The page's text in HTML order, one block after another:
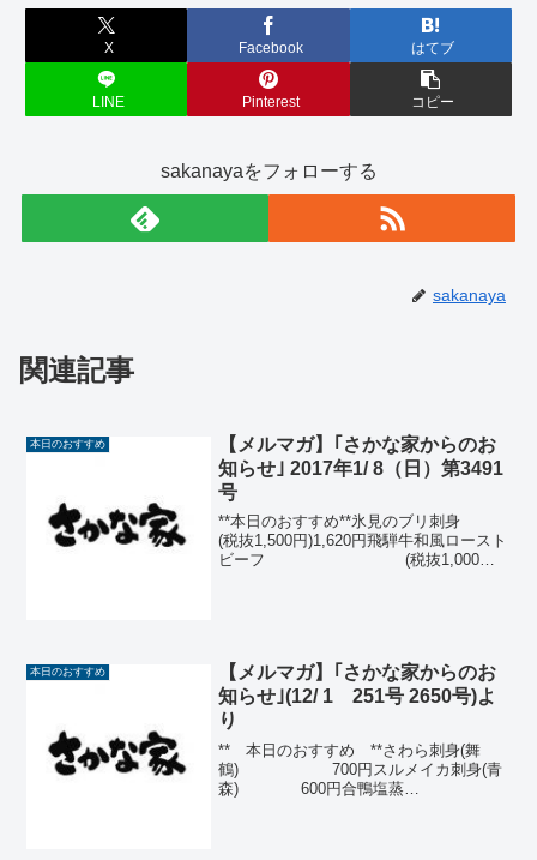
X Facebook はてブ
LINE Pinterest コピー
sakanayaをフォローする
sakanaya
関連記事
本日のおすすめ
【メルマガ】｢さかな家からのお
知らせ｣ 2017年1/ 8（日）第3491
号
**本日のおすすめ**氷見のブリ刺身
(税抜1,500円)1,620円飛騨牛和風ロースト
ビーフ (税抜1,000
本日のおすすめ
【メルマガ】｢さかな家からのお
知らせ｣(12/ 1 251号 2650号)よ
り
** 本日のおすすめ **さわら刺身(舞
鶴) 700円スルメイカ刺身(青
森) 600円合鴨塩蒸